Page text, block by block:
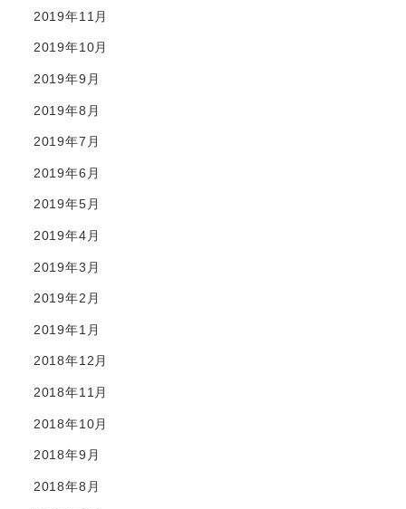
2019年11月
2019年10月
2019年9月
2019年8月
2019年7月
2019年6月
2019年5月
2019年4月
2019年3月
2019年2月
2019年1月
2018年12月
2018年11月
2018年10月
2018年9月
2018年8月